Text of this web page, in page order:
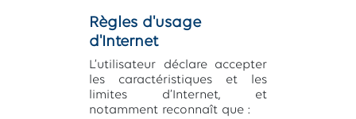
Règles d'usage
d'Internet
L’utilisateur déclare accepter
les caractéristiques et les
limites d’Internet, et
notamment reconnaît que :